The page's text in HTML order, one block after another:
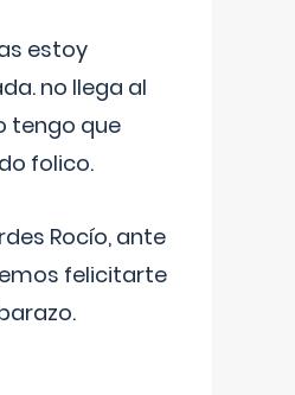
estoy
no llega al
tengo que
folico.
Rocío, ante
felicitarte